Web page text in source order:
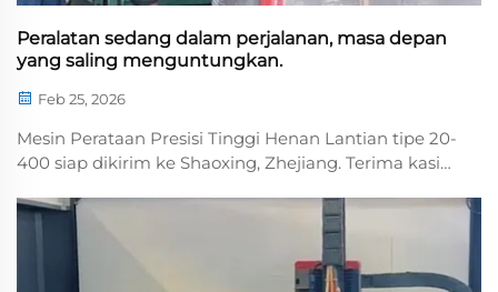
Peralatan sedang dalam perjalanan, masa depan
yang saling menguntungkan.
Feb 25, 2026
Mesin Perataan Presisi Tinggi Henan Lantian tipe 20-
400 siap dikirim ke Shaoxing, Zhejiang. Terima kasih
merupakan langkah penting dalam visi besar Anda!
Semoga kita dapat bekerja sama demi kesuksesan
bersama dan menciptakan...